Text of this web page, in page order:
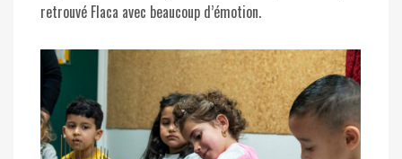
retrouvé Flaca avec beaucoup d’émotion.